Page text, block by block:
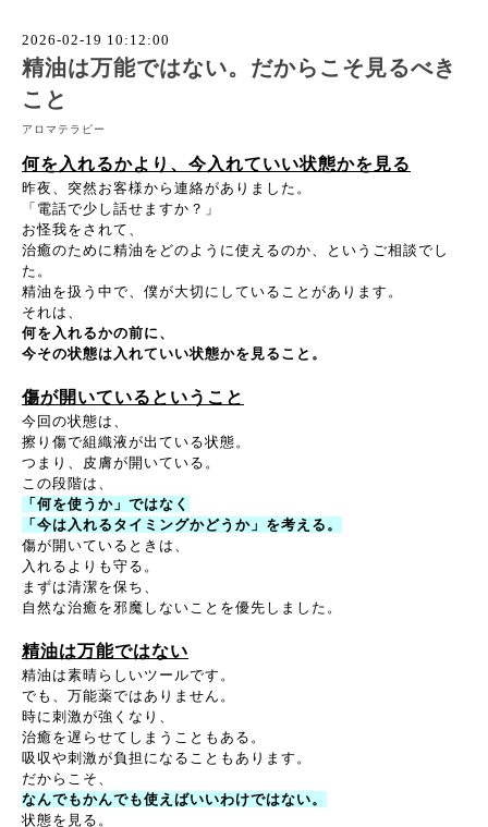
2026-02-19 10:12:00
精油は万能ではない。だからこそ見るべき
こと
アロマテラピー
何を入れるかより、今入れていい状態かを見る
昨夜、突然お客様から連絡がありました。
「電話で少し話せますか？」
お怪我をされて、
治癒のために精油をどのように使えるのか、というご相談でし
た。
精油を扱う中で、僕が大切にしていることがあります。
それは、
何を入れるかの前に、
今その状態は入れていい状態かを見ること。
傷が開いているということ
今回の状態は、
擦り傷で組織液が出ている状態。
つまり、皮膚が開いている。
この段階は、
「何を使うか」ではなく
「今は入れるタイミングかどうか」を考える。
傷が開いているときは、
入れるよりも守る。
まずは清潔を保ち、
自然な治癒を邪魔しないことを優先しました。
精油は万能ではない
精油は素晴らしいツールです。
でも、万能薬ではありません。
時に刺激が強くなり、
治癒を遅らせてしまうこともある。
吸収や刺激が負担になることもあります。
だからこそ、
なんでもかんでも使えばいいわけではない。
状態を見る。